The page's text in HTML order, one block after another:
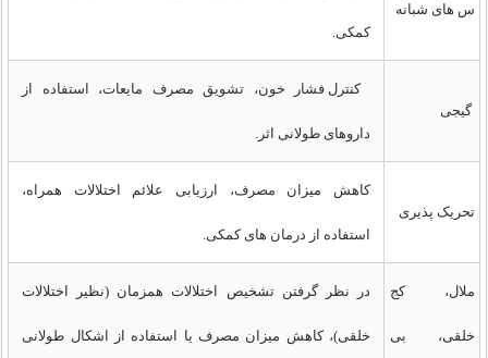
س های شبانه
کمکی.
گیجی
کنترل فشار خون، تشویق مصرف مایعات، استفاده از
داروهای طولانی اثر.
تحریک پذیری
کاهش میزان مصرف، ارزیابی علائم اختلالات همراه،
استفاده از درمان های کمکی.
ملال، کج
خلقی، بی
در نظر گرفتن تشخیص اختلالات همزمان (نظیر اختلالات
خلقی)، کاهش میزان مصرف یا استفاده از اشکال طولانی